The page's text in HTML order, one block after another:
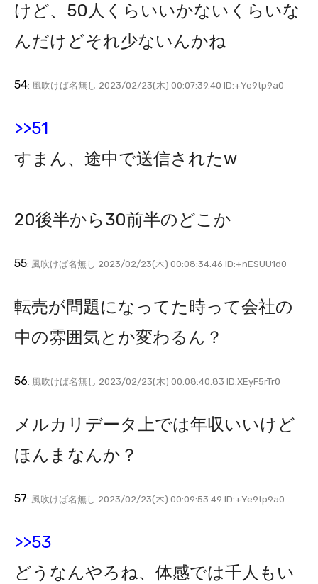
けど、50人くらいいかないくらいな
んだけどそれ少ないんかね
54: 風吹けば名無し 2023/02/23(木) 00:07:39.40 ID:+Ye9tp9a0
>>51
すまん、途中で送信されたw
20後半から30前半のどこか
55: 風吹けば名無し 2023/02/23(木) 00:08:34.46 ID:+nESUU1d0
転売が問題になってた時って会社の
中の雰囲気とか変わるん？
56: 風吹けば名無し 2023/02/23(木) 00:08:40.83 ID:XEyF5rTr0
メルカリデータ上では年収いいけど
ほんまなんか？
57: 風吹けば名無し 2023/02/23(木) 00:09:53.49 ID:+Ye9tp9a0
>>53
どうなんやろね、体感では千人もい